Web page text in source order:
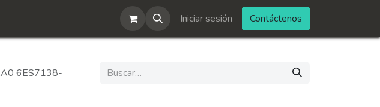
Iniciar sesión Contáctenos
6ES7138-